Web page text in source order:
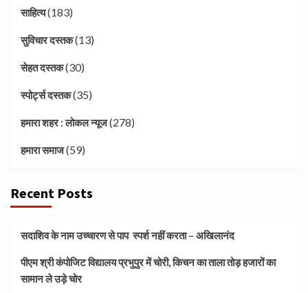
साहित्य(183)
सुविचार दस्तक(13)
सेहत दस्तक(30)
स्पोर्ट्स दस्तक(35)
हमारा शहर : लोकल न्यूज(278)
हमारा समाज(59)
Recent Posts
सदाशिव के नाम उच्चारण से पाप स्पर्श नहीं करता – अखिलानंद
पीएम श्री कंपोजिट विद्यालय प्रभुपुर में चोरी, किचन का ताला तोड़ हजारों का
सामान ले उड़े चोर